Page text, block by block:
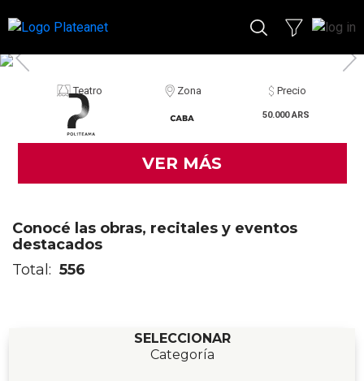
Teatro Zona Precio
50.000 ARS
VER MÁS
Conocé las obras, recitales y eventos
destacados
Total: 556
SELECCIONAR
Categoría